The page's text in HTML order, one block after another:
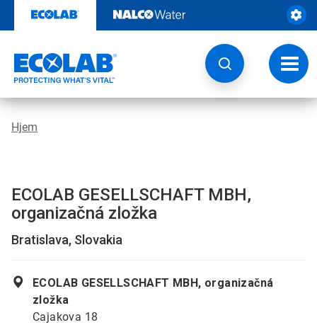
indhold
Skift
Hjem
ECOLAB GESELLSCHAFT MBH,
organizačná zložka
Bratislava, Slovakia
ECOLAB GESELLSCHAFT MBH, organizačná
zložka
Cajakova 18